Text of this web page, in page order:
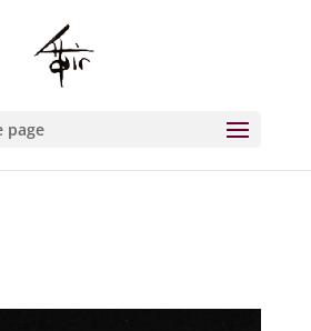
already defined in
on line93
page